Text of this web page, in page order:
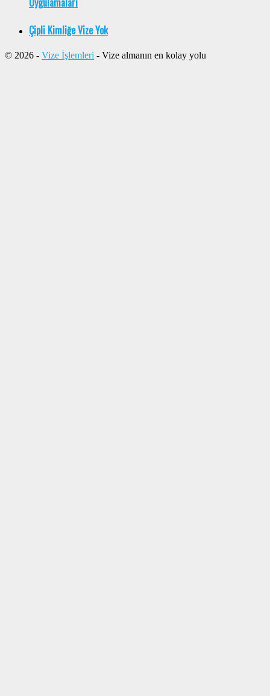
Çipli Kimliğe Vize Yok
© 2026 - Vize İşlemleri - Vize almanın en kolay yolu